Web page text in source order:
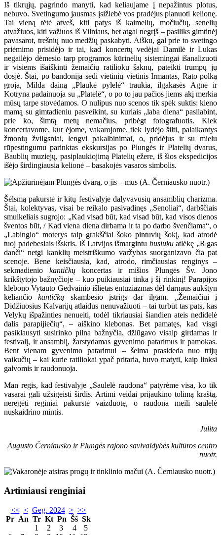
Iš tikrųjų, pagrindo manyti, kad keliaujame į nepažintus plotus,
nebuvo. Svetingumo jausmas įsižiebė vos pradėjus planuoti kelionę.
Tai vieną tėtė atveš, kiti patys iš kaimelių, močiučių, senelių
atvažiuos, kiti važiuos iš Vilniaus, bet atgal negrįš – pasiliks gimtinėj
pavasarot, trešnių nuo medžių paskabyti. Aišku, gal prie to svetingo
priėmimo prisidėjo ir tai, kad koncertų vedėjai Damilė ir Lukas
negailėjo dėmesio tarp programos kūrinėlių sistemingai išanalizuoti
ir visiems išaiškinti žemaičių ratiliokų šaknų, pateikti trumpų jų
dosjė. Štai, po bandonija sėdi vietinių vietinis Irmantas, Rato polką
groja, Milda dainą „Plaukė pylelė“ traukia, ilgakasės Agnė ir
Kotryna padainuoja su „Platelē“, o po to jau pačios jiems akį merkia
mūsų tarpe stovėdamos. O nulipus nuo scenos tik spėk suktis: kieno
mamą su gimtadieniu pasveikint, su kuriais „laba diena“ pasilabint,
prie ko, šimtą metų nemačius, pribėgt fotografuotis. Kiek
koncertavome, kur ėjome, vakarojome, tiek lydėjo šilti, palaikantys
žmonių žvilgsniai, lengvi pakalbinimai, o, pridėjus ir su mielu
rūpestingumu parinktas ekskursijas po Plungės ir Platelių dvarus,
Baublių muziejų, pasiplaukiojimą Platelių ežere, iš šios ekspedicijos
išėjo širdingiausia kelionė – basakojės vasaros simbolis.
Šėlsmą pakurstė ir kitų festivalyje dalyvavusių ansamblių charizma.
Štai, kolektyvas, visai be reikalo pasivadinęs „Senoliai“, darbščiais
smuikeliais sugrojo: „Kad visad būt, kad visad būt, kad visos dienos
šventos būt, / Kad viena diena dirbama ir ta po darbo švenčiama“, o
„Labingio“ moterys taip grakščiai šoko pintuvių šokį, kad atrodė
tuoj padebesiais išskris. Iš Latvijos išmargintu busiukuatlėkę „Rīgas
danči“ netgi kanklių meistriškumo varžybas suorganizavo čia pat
scenoje. Bene keisčiausia, kad, atrodo, rimčiausias renginys –
sekmadienio kantičkų koncertas ir mišios Plungės Šv. Jono
krikštytojo bažnyčioje – kuo puikiausiai tinka į šį rinkinį! Parapijos
klebono Vytauto Gedvainio išlietas entuziazmas dėl darnaus aukštyn
keliančiokantičkų skambesio įstrigs dar ilgam. „Žemaičiui į
Didžiuosius Kalvarijų atlaidus nenuvažiuoti – tai turbūt tas pats, kas
Velykų išpažinties nenueiti, todėl tikriausiai šiandien ateis nedidelė
dalis parapijiečių“, – aiškino klebonas. Bet pamatęs, kad visgi
pasiklausyti susirinko pilna bažnyčia, džiūgavo visaip girdamas ir
festivalį, ir ansamblį, žarstydamas gyvenimo patarimus ir pamokas.
Bent vienam gyvenimo patarimui – šeima prasideda nuo trijų
vaikučių – kai kurie ratiliokai ypač pritaria, buvo matyti, kaip linksi
galvomis ir raudonuoja.
Man regis, kad festivalyje „Saulelė raudona“ patyrėme visa, ko tik
vasarai gali užsigeisti širdis. Artimi veidai prijaukino tolimą kraštą,
neregėti reginiai pakurstė vaizduotę, o raudona meili saulelė
nuskaidrino mintis.
Julita
Augusto Černiausko ir Plungės rajono savivaldybės kultūros centro
nuotr.
Artimiausi renginiai
<< < Geg. 2024 > >>
Pr An Tr Kt Pn Šš Sk
1
2 3 4
5